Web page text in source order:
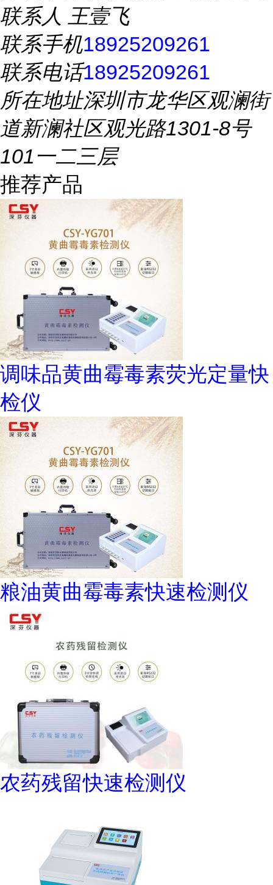
联系人 王壹飞
联系手机18925209261
联系电话18925209261
所在地址深圳市龙华区观澜街
道新澜社区观光路1301-8号
101一二三层
推荐产品
调味品黄曲霉毒素荧光定量快
检仪
粮油黄曲霉毒素快速检测仪
农药残留快速检测仪